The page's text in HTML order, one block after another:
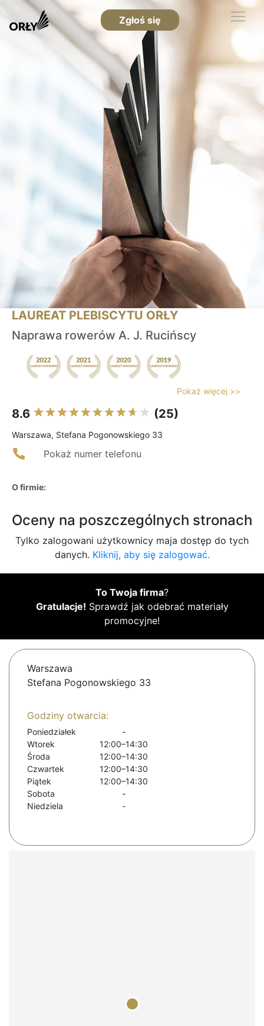
Zgłoś się
LAUREAT PLEBISCYTU ORŁY
Naprawa rowerów A. J. Rucińscy
Pokaż więcej >>
8.6 (25)
Warszawa, Stefana Pogonowskiego 33
Pokaż numer telefonu
O firmie:
Oceny na poszczególnych stronach
Tylko zalogowani użytkownicy maja dostęp do tych
danych. Kliknij, aby się zalogować.
To Twoja firma?
Gratulacje! Sprawdź jak odebrać materiały
promocyjne!
Warszawa
Stefana Pogonowskiego 33
Godziny otwarcia:
Poniedziałek
-
Wtorek
12:00–14:30
Środa
12:00–14:30
Czwartek
12:00–14:30
Piątek
12:00–14:30
Sobota
-
Niedziela
-